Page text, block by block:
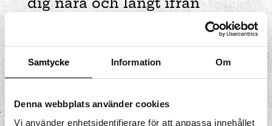
Samtycke Information Om
Denna webbplats använder cookies
Vi använder enhetsidentifierare för att anpassa innehållet